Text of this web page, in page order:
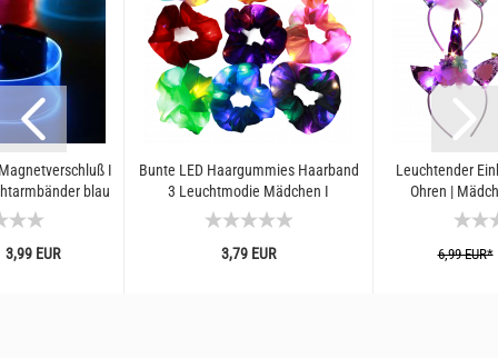
I
blau
EUR
Bunte LED Haargummies Haarband
3 Leuchtmodie Mädchen I
Elastische Haarbänder mit
Lichtern...
3,79 EUR
Leuchtender
Ohren |
Kopfschmuck
6,99 EUR*